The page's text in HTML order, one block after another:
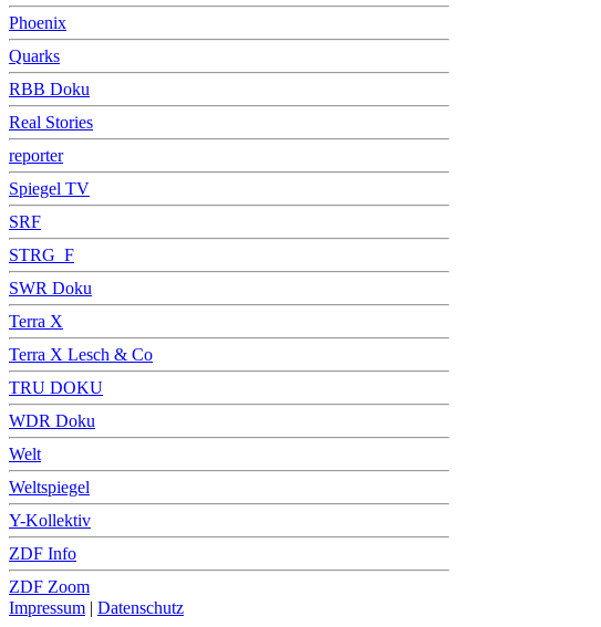
Phoenix
Quarks
RBB Doku
Real Stories
reporter
Spiegel TV
SRF
STRG_F
SWR Doku
Terra X
Terra X Lesch & Co
TRU DOKU
WDR Doku
Welt
Weltspiegel
Y-Kollektiv
ZDF Info
ZDF Zoom
Impressum | Datenschutz